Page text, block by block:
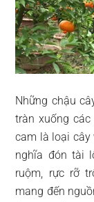
Những chậu
tràn xuống
cam là loại cây
nghĩa đón tài
ruộm, rực rỡ
mang đến